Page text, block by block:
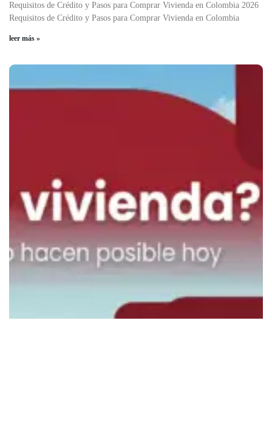
Requisitos de Crédito y Pasos para Comprar Vivienda en Colombia 2026
Requisitos de Crédito y Pasos para Comprar Vivienda en Colombia
leer más »